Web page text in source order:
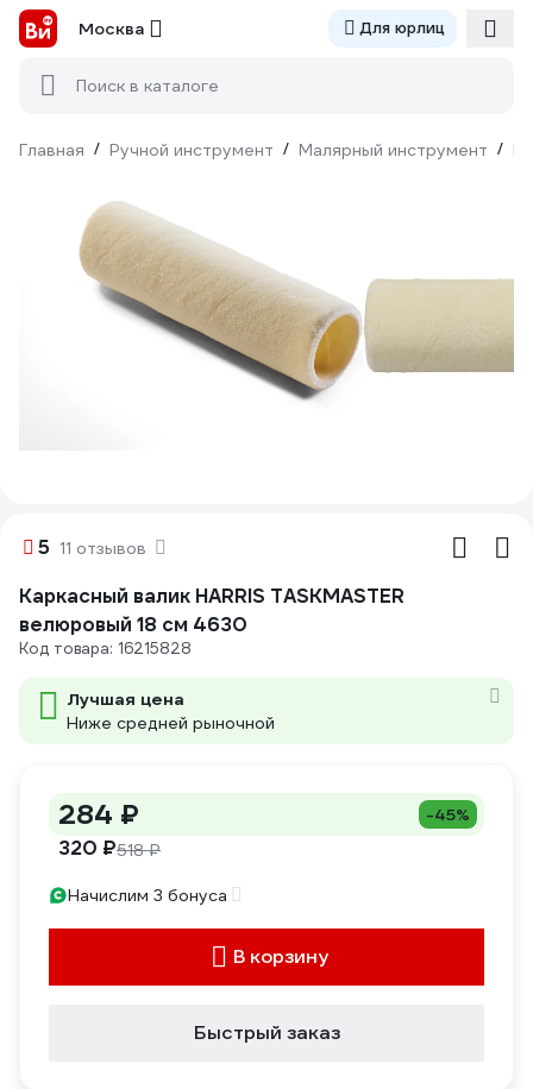
Москва Для юрлиц
Поиск в каталоге
Главная / Ручной инструмент / Малярный инструмент /
5 11 отзывов
Каркасный валик HARRIS TASKMASTER
велюровый 18 см 4630
Код товара: 16215828
Лучшая цена
Ниже средней рыночной
284 ₽ -45%
320 ₽518 ₽
Начислим 3 бонуса
В корзину
Быстрый заказ